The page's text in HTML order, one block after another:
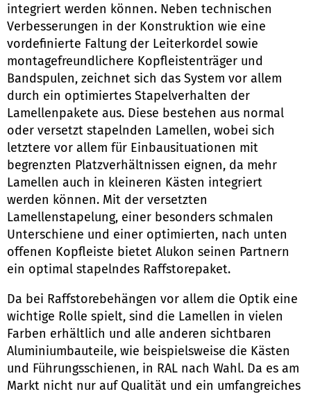
integriert werden können. Neben technischen
Verbesserungen in der Konstruktion wie eine
vordefinierte Faltung der Leiterkordel sowie
montagefreundlichere Kopfleistenträger und
Bandspulen, zeichnet sich das System vor allem
durch ein optimiertes Stapelverhalten der
Lamellenpakete aus. Diese bestehen aus normal
oder versetzt stapelnden Lamellen, wobei sich
letztere vor allem für Einbausituationen mit
begrenzten Platzverhältnissen eignen, da mehr
Lamellen auch in kleineren Kästen integriert
werden können. Mit der versetzten
Lamellenstapelung, einer besonders schmalen
Unterschiene und einer optimierten, nach unten
offenen Kopfleiste bietet Alukon seinen Partnern
ein optimal stapelndes Raffstorepaket.
Da bei Raffstorebehängen vor allem die Optik eine
wichtige Rolle spielt, sind die Lamellen in vielen
Farben erhältlich und alle anderen sichtbaren
Aluminiumbauteile, wie beispielsweise die Kästen
und Führungsschienen, in RAL nach Wahl. Da es am
Markt nicht nur auf Qualität und ein umfangreiches